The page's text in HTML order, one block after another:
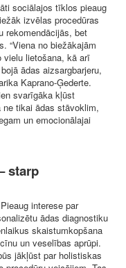
sociālajos tīklos pieaug
izvēlas procedūras
rekomendācijās, bet
“Viena no biežākajām
vielu lietošana, kā arī
ādas aizsargbarjeru,
Kaprano-Ģederte.
svarīgāka kļūst
tikai ādas stāvoklim,
un emocionālajai
starp
interese par
ādas diagnostiku
skaistumkopšana
un veselības aprūpi.
jākļūst par holistiskas